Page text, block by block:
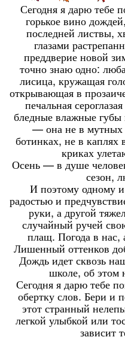
Сегодня я дарю тебе
горькое вино
последней листвы,
глазами
преддверие новой
точно знаю одно:
лисица, кружащая
открывающая в
печальная
бледные влажные
— она не в
ботинках, не в
криках
Осень — в душе
сезон,
И поэтому одному
радостью и
руки, а другой
случайный ручей
плащ. Погода в нас,
Лишенный оттенков
Дождь идет сквозь
школе, об этом
Сегодня я дарю тебе
обертку слов. Бери и
этот странный
легкой улыбкой или
зависит